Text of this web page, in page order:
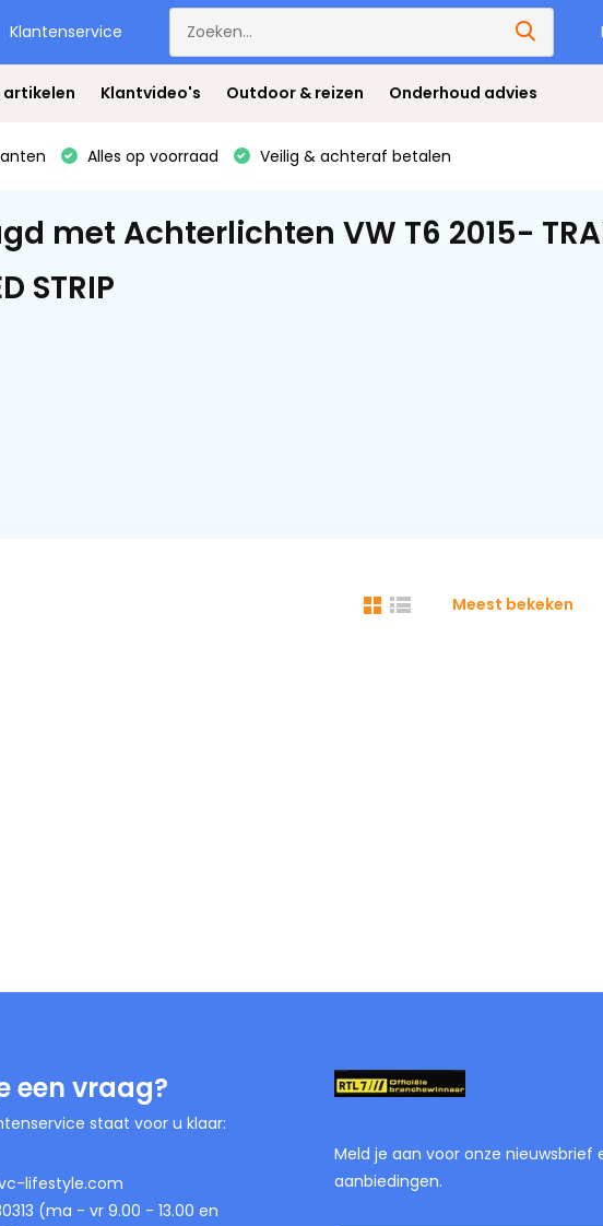
Klantenservice
artikelen Klantvideo's Outdoor & reizen Onderhoud advies
Alles op voorraad Veilig & achteraf betalen
met Achterlichten VW T6 2015-
STRIP
Meest bekeken
een vraag?
staat voor u klaar:
lifestyle.com
(ma - vr 9.00 - 13.00 en
Meld je aan voor onze
aanbiedingen.